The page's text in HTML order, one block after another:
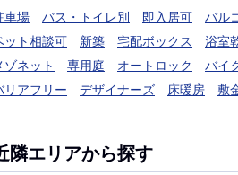
車場 バス・トイレ別 即入居可 バル
ット相談可
新築 宅配ボックス 浴室
ゾネット
専用庭 オートロック バイ
リアフリー
デザイナーズ 床暖房 敷
隣エリアから探す